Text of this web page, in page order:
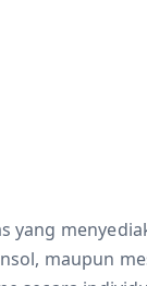
yang
maupun